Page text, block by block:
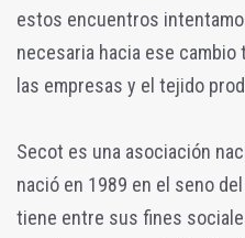
estos encuentros
necesaria hacia ese
las empresas y el tejido
Secot es una asociación
nació en 1989 en el seno
tiene entre sus fines